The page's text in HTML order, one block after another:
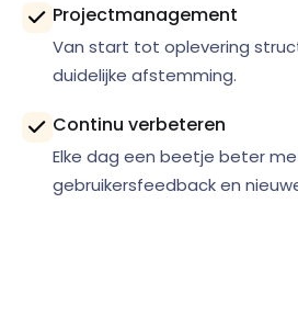
Projectmanagement
Van start tot oplevering
duidelijke afstemming.
Continu verbeteren
Elke dag een beetje beter
gebruikersfeedback en